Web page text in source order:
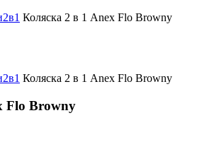
2в1 Коляска 2 в 1 Anex Flo Browny
2в1 Коляска 2 в 1 Anex Flo Browny
Flo Browny